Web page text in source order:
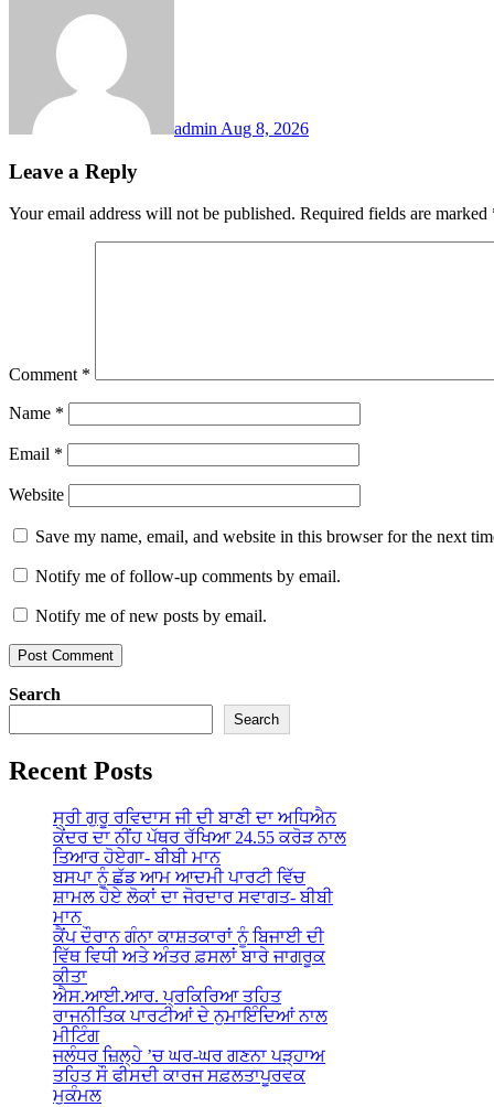
admin Aug 8, 2026
Leave a Reply
Your email address will not be published. Required fields are marked
Comment *
Name *
Email *
Website
Save my name, email, and website in this browser for the next
Notify me of follow-up comments by email.
Notify me of new posts by email.
Search
Search
Recent Posts
ਸ੍ਰੀ ਗੁਰੂ ਰਵਿਦਾਸ ਜੀ ਦੀ ਬਾਣੀ ਦਾ ਅਧਿਐਨ
ਕੇਂਦਰ ਦਾ ਨੀਂਹ ਪੱਥਰ ਰੱਖਿਆ 24.55 ਕਰੋੜ ਨਾਲ
ਤਿਆਰ ਹੋਏਗਾ- ਬੀਬੀ ਮਾਨ
ਬਸਪਾ ਨੂੰ ਛੱਡ ਆਮ ਆਦਮੀ ਪਾਰਟੀ ਵਿੱਚ
ਸ਼ਾਮਲ ਹੋਏ ਲੋਕਾਂ ਦਾ ਜੋਰਦਾਰ ਸਵਾਗਤ- ਬੀਬੀ
ਮਾਨ
ਕੈਂਪ ਦੌਰਾਨ ਗੰਨਾ ਕਾਸ਼ਤਕਾਰਾਂ ਨੂੰ ਬਿਜਾਈ ਦੀ
ਵਿੱਥ ਵਿਧੀ ਅਤੇ ਅੰਤਰ ਫ਼ਸਲਾਂ ਬਾਰੇ ਜਾਗਰੂਕ
ਕੀਤਾ
ਐਸ.ਆਈ.ਆਰ. ਪ੍ਰਕਿਰਿਆ ਤਹਿਤ
ਰਾਜਨੀਤਿਕ ਪਾਰਟੀਆਂ ਦੇ ਨੁਮਾਇੰਦਿਆਂ ਨਾਲ
ਮੀਟਿੰਗ
ਜਲੰਧਰ ਜ਼ਿਲ੍ਹੇ ’ਚ ਘਰ-ਘਰ ਗਣਨਾ ਪੜ੍ਹਾਅ
ਤਹਿਤ ਸੌ ਫੀਸਦੀ ਕਾਰਜ ਸਫ਼ਲਤਾਪੂਰਵਕ
ਮੁਕੰਮਲ